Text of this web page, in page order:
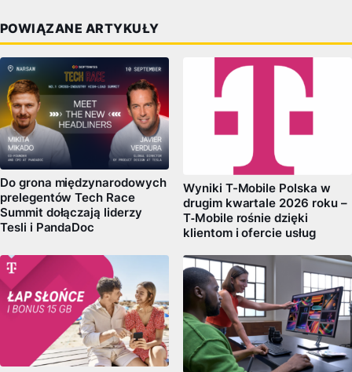
POWIĄZANE ARTYKUŁY
Do grona międzynarodowych
prelegentów Tech Race
Summit dołączają liderzy
Tesli i PandaDoc
Wyniki T-Mobile Polska w
drugim kwartale 2026 roku –
T‑Mobile rośnie dzięki
klientom i ofercie usług